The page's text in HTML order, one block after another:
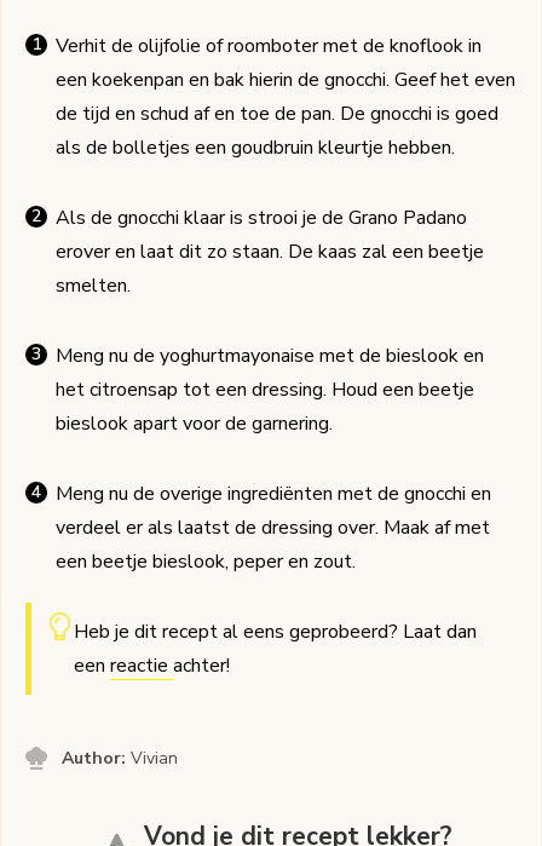
Verhit de olijfolie of roomboter met de knoflook in
een koekenpan en bak hierin de gnocchi. Geef het even
de tijd en schud af en toe de pan. De gnocchi is goed
als de bolletjes een goudbruin kleurtje hebben.
Als de gnocchi klaar is strooi je de Grano Padano
erover en laat dit zo staan. De kaas zal een beetje
smelten.
Meng nu de yoghurtmayonaise met de bieslook en
het citroensap tot een dressing. Houd een beetje
bieslook apart voor de garnering.
Meng nu de overige ingrediënten met de gnocchi en
verdeel er als laatst de dressing over. Maak af met
een beetje bieslook, peper en zout.
Heb je dit recept al eens geprobeerd? Laat dan
een reactie achter!
Author:Vivian
Vond je dit recept lekker?